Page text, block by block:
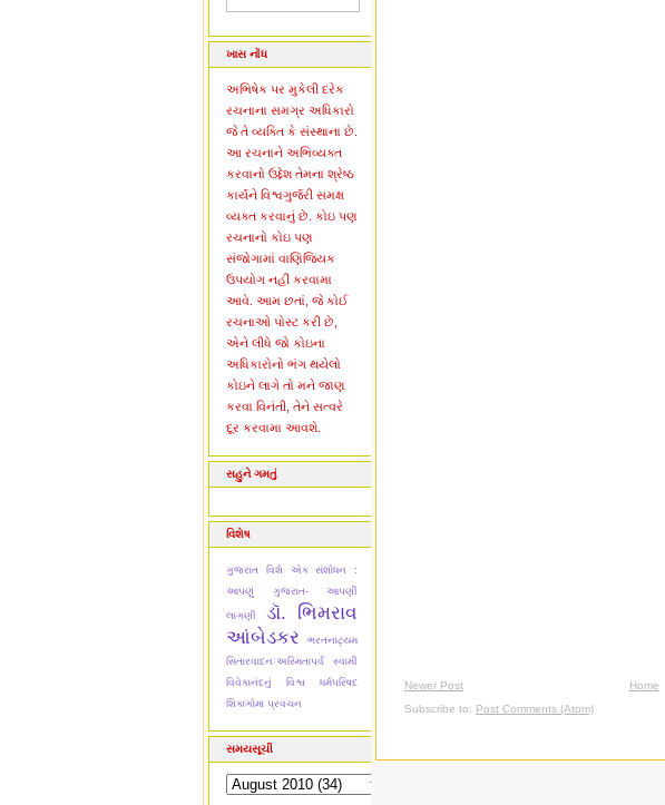
ખાસ નોંધ
અભિષેક પર મુકેલી દરેક
રચનાના સમગ્ર અધિકારો
જે તે વ્યક્તિ કે સંસ્થાના છે.
આ રચનાને અભિવ્યક્ત
કરવાનો ઉદ્દેશ તેમના શ્રેષ્ઠ
કાર્યને વિશ્વગુર્જરી સમક્ષ
વ્યક્ત કરવાનું છે. કોઇ પણ
રચનાનો કોઇ પણ
સંજોગામાં વાણિજ્યિક
ઉપયોગ નહીં કરવામા
આવે. આમ છતાં, જે કોઈ
રચનાઓ પોસ્ટ કરી છે,
એને લીધે જો કોઇના
અધિકારોનો ભંગ થયેલો
કોઇને લાગે તો મને જાણ
કરવા વિનંતી, તેને સત્વરે
દૂર કરવામા આવશે.
સહુને ગમતું
વિશેષ
ગુજરાત વિશે એક સંશોધન :
આપણું ગુજરાત- આપણી
લાગણી
ડૉ. ભિમરાવ
આંબેડકર
ભરતનાટ્યમ
સિતારવાદનઃઅસ્મિતાપર્વ
સ્વામી
વિવેકાનંદનું વિશ્વ ધર્મપરિષદ
શિકાગોમા પ્રવચન
સમયસૂચી
Newer Post
Home
Subscribe to: Post Comments (Atom)